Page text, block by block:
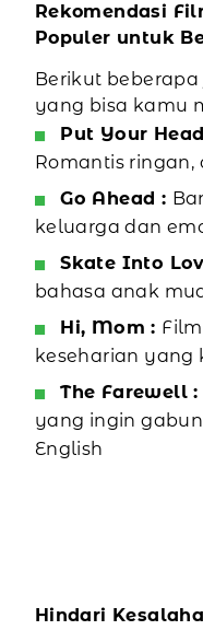
Rekomendasi
Populer untuk
Berikut
yang bisa kamu
Put Your
Romantis
Go Ahead :
keluarga dan
Skate Into
bahasa anak
Hi, Mom :
keseharian yang
The Farewell
yang ingin
English
Hindari